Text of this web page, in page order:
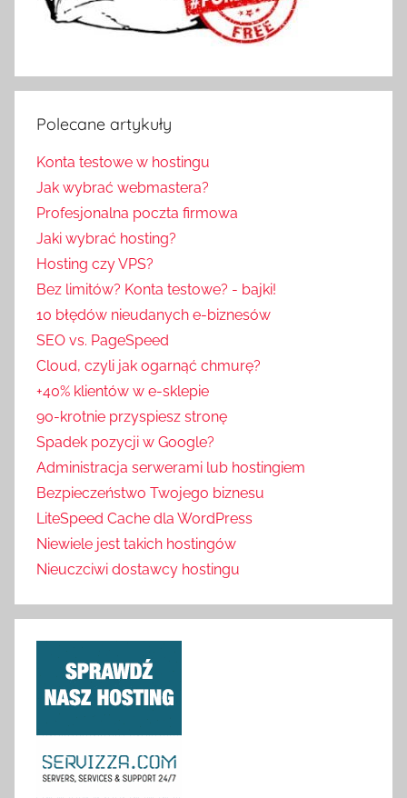
Polecane artykuły
Konta testowe w hostingu
Jak wybrać webmastera?
Profesjonalna poczta firmowa
Jaki wybrać hosting?
Hosting czy VPS?
Bez limitów? Konta testowe? - bajki!
10 błędów nieudanych e-biznesów
SEO vs. PageSpeed
Cloud, czyli jak ogarnąć chmurę?
+40% klientów w e-sklepie
90-krotnie przyspiesz stronę
Spadek pozycji w Google?
Administracja serwerami lub hostingiem
Bezpieczeństwo Twojego biznesu
LiteSpeed Cache dla WordPress
Niewiele jest takich hostingów
Nieuczciwi dostawcy hostingu